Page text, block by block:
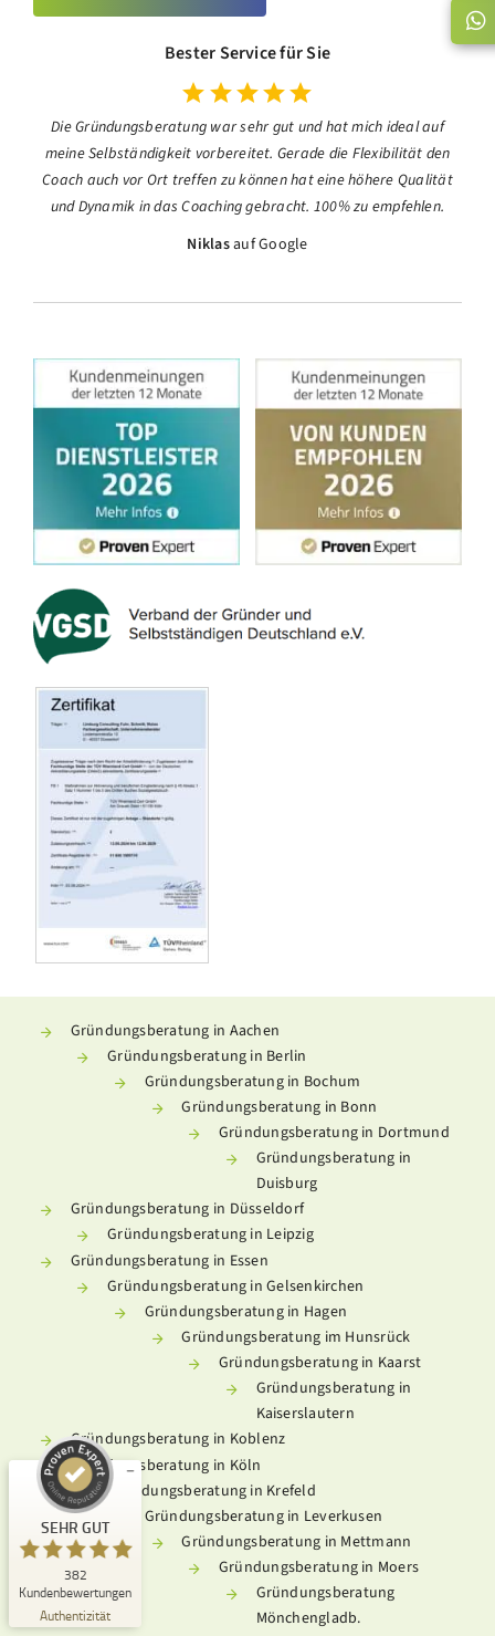
Bester Service für Sie
Die Gründungsberatung war sehr gut und hat mich ideal auf
meine Selbständigkeit vorbereitet. Gerade die Flexibilität den
Coach auch vor Ort treffen zu können hat eine höhere Qualität
und Dynamik in das Coaching gebracht. 100% zu empfehlen.
Niklasauf Google
Gründungsberatung in Aachen
Gründungsberatung in Berlin
Gründungsberatung in Bochum
Gründungsberatung in Bonn
Gründungsberatung in Dortmund
Gründungsberatung in
Duisburg
Gründungsberatung in Düsseldorf
Gründungsberatung in Leipzig
Gründungsberatung in Essen
Gründungsberatung in Gelsenkirchen
Gründungsberatung in Hagen
Gründungsberatung im Hunsrück
Gründungsberatung in Kaarst
Gründungsberatung in
Kaiserslautern
Gründungsberatung in Koblenz
Gründungsberatung in Köln
Gründungsberatung in Krefeld
Gründungsberatung in Leverkusen
Gründungsberatung in Mettmann
Gründungsberatung in Moers
Gründungsberatung
Mönchengladb.
SEHR GUT
382
Kundenbewertungen
Authentizität
Kundenbewertungen und Erfahrungen zu
Meine Gründungsberatung
100
Empfehlungen auf
ProvenExpert.com
4,93
/
5,00
201
Bewertungen auf
ProvenExpert.com
181
Bewertungen von
anderen Quellen
Blick aufs ProvenExpert-Profil werfen
13.07.2026